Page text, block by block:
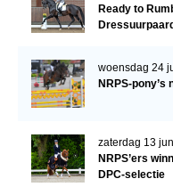
Evenementen
Arabissimo
Veulenregistratie
Veulens en merries
Zoek een NRPS
Ready to
woensdag 24
NRPS-pony’s
zaterdag 13
NRPS’ers
DPC-selectie